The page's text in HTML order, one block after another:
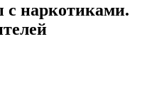
с наркотиками.